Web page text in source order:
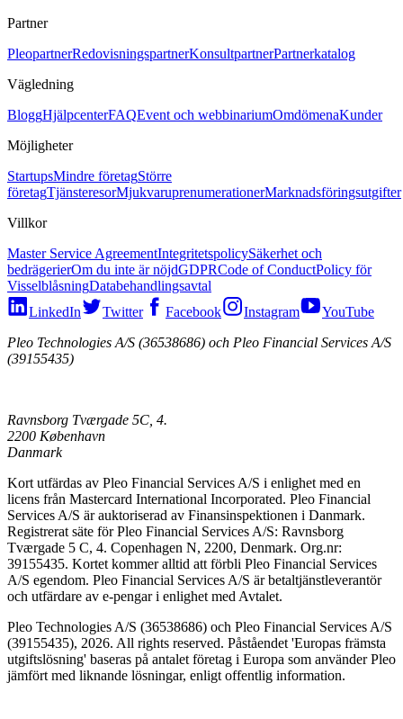
Partner
PleopartnerRedovisningspartnerKonsultpartnerPartnerkatalog
Vägledning
BloggHjälpcenterFAQEvent och webbinariumOmdömenaKunder
Möjligheter
StartupsMindre företagStörre
företagTjänsteresorMjukvaruprenumerationerMarknadsföringsutgifter
Villkor
Master Service AgreementIntegritetspolicySäkerhet och
bedrägerierOm du inte är nöjdGDPRCode of ConductPolicy för
VisselblåsningDatabehandlingsavtal
LinkedIn
Twitter Facebook Instagram
YouTube
Pleo Technologies A/S (36538686) och Pleo Financial Services A/S
(39155435)
Ravnsborg Tværgade 5C, 4.
2200 København
Danmark
Kort utfärdas av Pleo Financial Services A/S i enlighet med en
licens från Mastercard International Incorporated. Pleo Financial
Services A/S är auktoriserad av Finansinspektionen i Danmark.
Registrerat säte för Pleo Financial Services A/S: Ravnsborg
Tværgade 5 C, 4. Copenhagen N, 2200, Denmark. Org.nr:
39155435. Kortet kommer alltid att förbli Pleo Financial Services
A/S egendom. Pleo Financial Services A/S är betaltjänstleverantör
och utfärdare av e-pengar i enlighet med Avtalet.
Pleo Technologies A/S (36538686) och Pleo Financial Services A/S
(39155435), 2026. All rights reserved. Påståendet 'Europas främsta
utgiftslösning' baseras på antalet företag i Europa som använder Pleo
jämfört med liknande lösningar, enligt offentlig information.